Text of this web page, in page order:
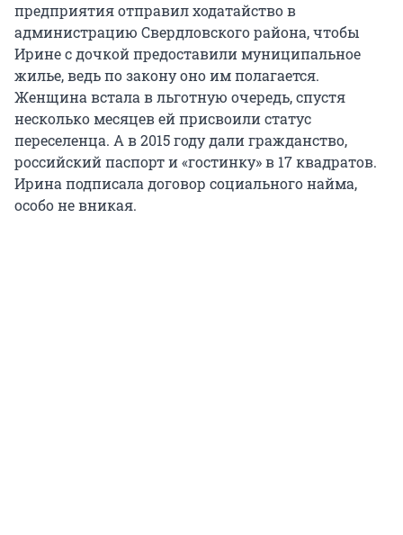
предприятия отправил ходатайство в
администрацию Свердловского района, чтобы
Ирине с дочкой предоставили муниципальное
жилье, ведь по закону оно им полагается.
Женщина встала в льготную очередь, спустя
несколько месяцев ей присвоили статус
переселенца. А в 2015 году дали гражданство,
российский паспорт и «гостинку» в 17 квадратов.
Ирина подписала договор социального найма,
особо не вникая.